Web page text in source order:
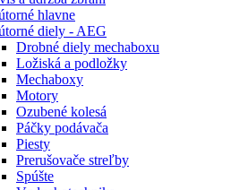
hlavne
diely - AEG
Drobné diely mechaboxu
Ložiská a podložky
Mechaboxy
Motory
Ozubené kolesá
Páčky podávača
Piesty
Prerušovače streľby
Spúšte